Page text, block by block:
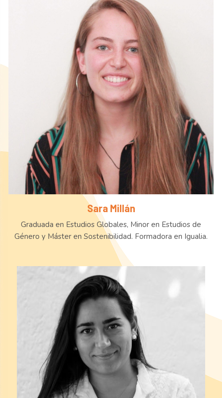
Sara Millán
Graduada en Estudios Globales, Minor en Estudios de
Género y Máster en Sostenibilidad. Formadora en Igualia.